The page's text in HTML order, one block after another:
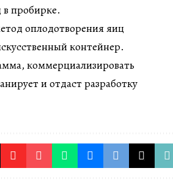
в пробирке.
оплодотворения яиц
контейнер.
коммерциализировать
и отдаст разработку